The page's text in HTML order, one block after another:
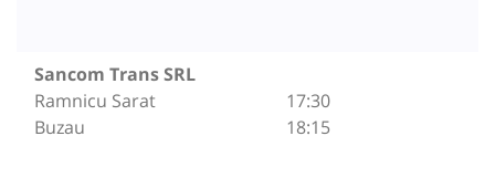
Sancom Trans SRL
Ramnicu Sarat
Buzau
17:30
18:15